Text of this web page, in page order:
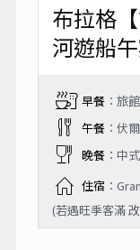
布拉格
河遊船
早餐：旅
午餐：伏
晚餐：中
住宿 ：
(若遇旺季客滿